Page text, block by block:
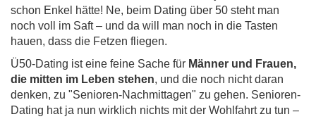
schon Enkel hätte! Ne, beim Dating über 50 steht man
noch voll im Saft – und da will man noch in die Tasten
hauen, dass die Fetzen fliegen.
Ü50-Dating ist eine feine Sache für Männer und Frauen,
die mitten im Leben stehen, und die noch nicht daran
denken, zu "Senioren-Nachmittagen" zu gehen. Senioren-
Dating hat ja nun wirklich nichts mit der Wohlfahrt zu tun –